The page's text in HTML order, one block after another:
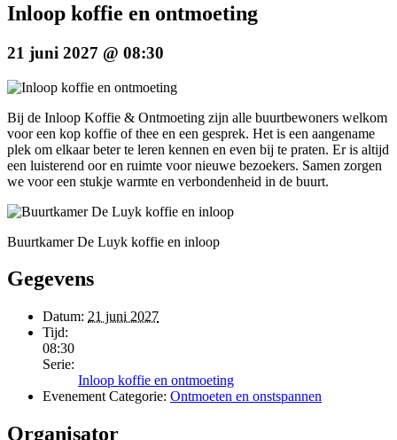
Inloop koffie en ontmoeting
21 juni 2027 @ 08:30
Bij de Inloop Koffie & Ontmoeting zijn alle buurtbewoners welkom
voor een kop koffie of thee en een gesprek. Het is een aangename
plek om elkaar beter te leren kennen en even bij te praten. Er is altijd
een luisterend oor en ruimte voor nieuwe bezoekers. Samen zorgen
we voor een stukje warmte en verbondenheid in de buurt.
Buurtkamer De Luyk koffie en inloop
Gegevens
Datum: 21 juni 2027
Tijd:
08:30
Serie:
Inloop koffie en ontmoeting
Evenement Categorie: Ontmoeten en onstspannen
Organisator